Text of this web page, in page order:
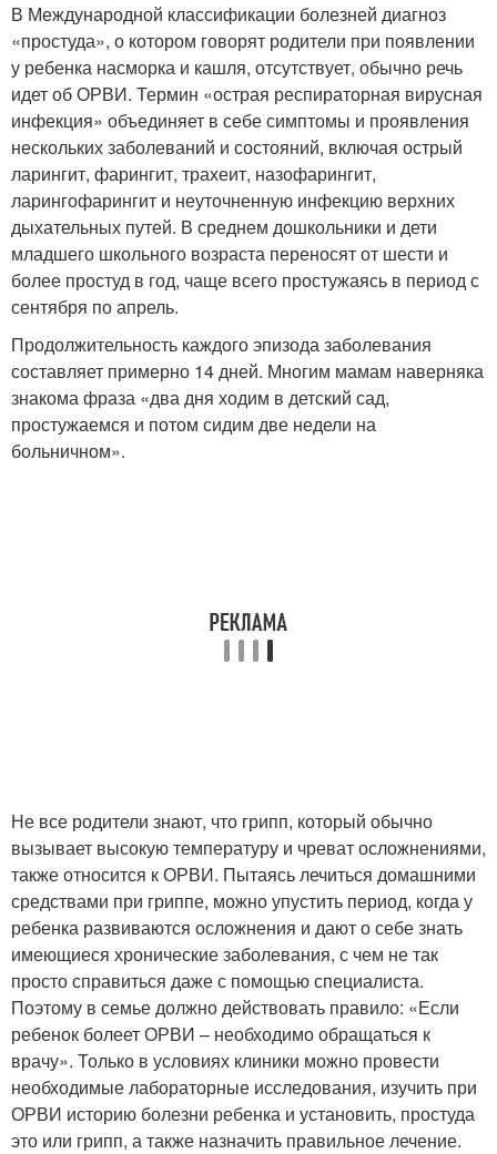
В Международной классификации болезней диагноз
«простуда», о котором говорят родители при появлении
у ребенка насморка и кашля, отсутствует, обычно речь
идет об ОРВИ. Термин «острая респираторная вирусная
инфекция» объединяет в себе симптомы и проявления
нескольких заболеваний и состояний, включая острый
ларингит, фарингит, трахеит, назофарингит,
ларингофарингит и неуточненную инфекцию верхних
дыхательных путей. В среднем дошкольники и дети
младшего школьного возраста переносят от шести и
более простуд в год, чаще всего простужаясь в период с
сентября по апрель.
Продолжительность каждого эпизода заболевания
составляет примерно 14 дней. Многим мамам наверняка
знакома фраза «два дня ходим в детский сад,
простужаемся и потом сидим две недели на
больничном».
Не все родители знают, что грипп, который обычно
вызывает высокую температуру и чреват осложнениями,
также относится к ОРВИ. Пытаясь лечиться домашними
средствами при гриппе, можно упустить период, когда у
ребенка развиваются осложнения и дают о себе знать
имеющиеся хронические заболевания, с чем не так
просто справиться даже с помощью специалиста.
Поэтому в семье должно действовать правило: «Если
ребенок болеет ОРВИ – необходимо обращаться к
врачу». Только в условиях клиники можно провести
необходимые лабораторные исследования, изучить при
ОРВИ историю болезни ребенка и установить, простуда
это или грипп, а также назначить правильное лечение.